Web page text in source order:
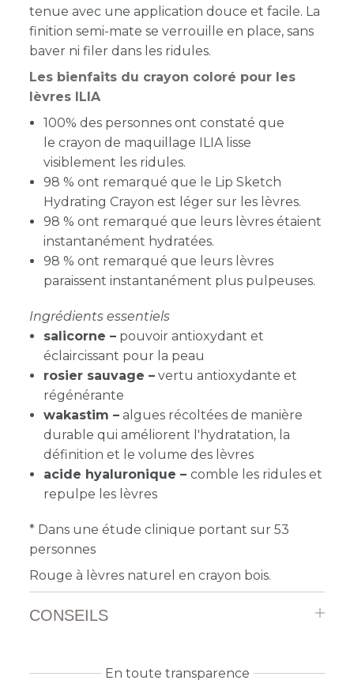
tenue avec une application douce et facile. La
finition semi-mate se verrouille en place, sans
baver ni filer dans les ridules.
Les bienfaits du crayon coloré pour les
lèvres ILIA
100% des personnes ont constaté que
le crayon de maquillage ILIA lisse
visiblement les ridules.
98 % ont remarqué que le Lip Sketch
Hydrating Crayon est léger sur les lèvres.
98 % ont remarqué que leurs lèvres étaient
instantanément hydratées.
98 % ont remarqué que leurs lèvres
paraissent instantanément plus pulpeuses.
Ingrédients essentiels
salicorne – pouvoir antioxydant et
éclaircissant pour la peau
rosier sauvage – vertu antioxydante et
régénérante
wakastim – algues récoltées de manière
durable qui améliorent l'hydratation, la
définition et le volume des lèvres
acide hyaluronique – comble les ridules et
repulpe les lèvres
* Dans une étude clinique portant sur 53
personnes
Rouge à lèvres naturel en crayon bois.
CONSEILS
En toute transparence